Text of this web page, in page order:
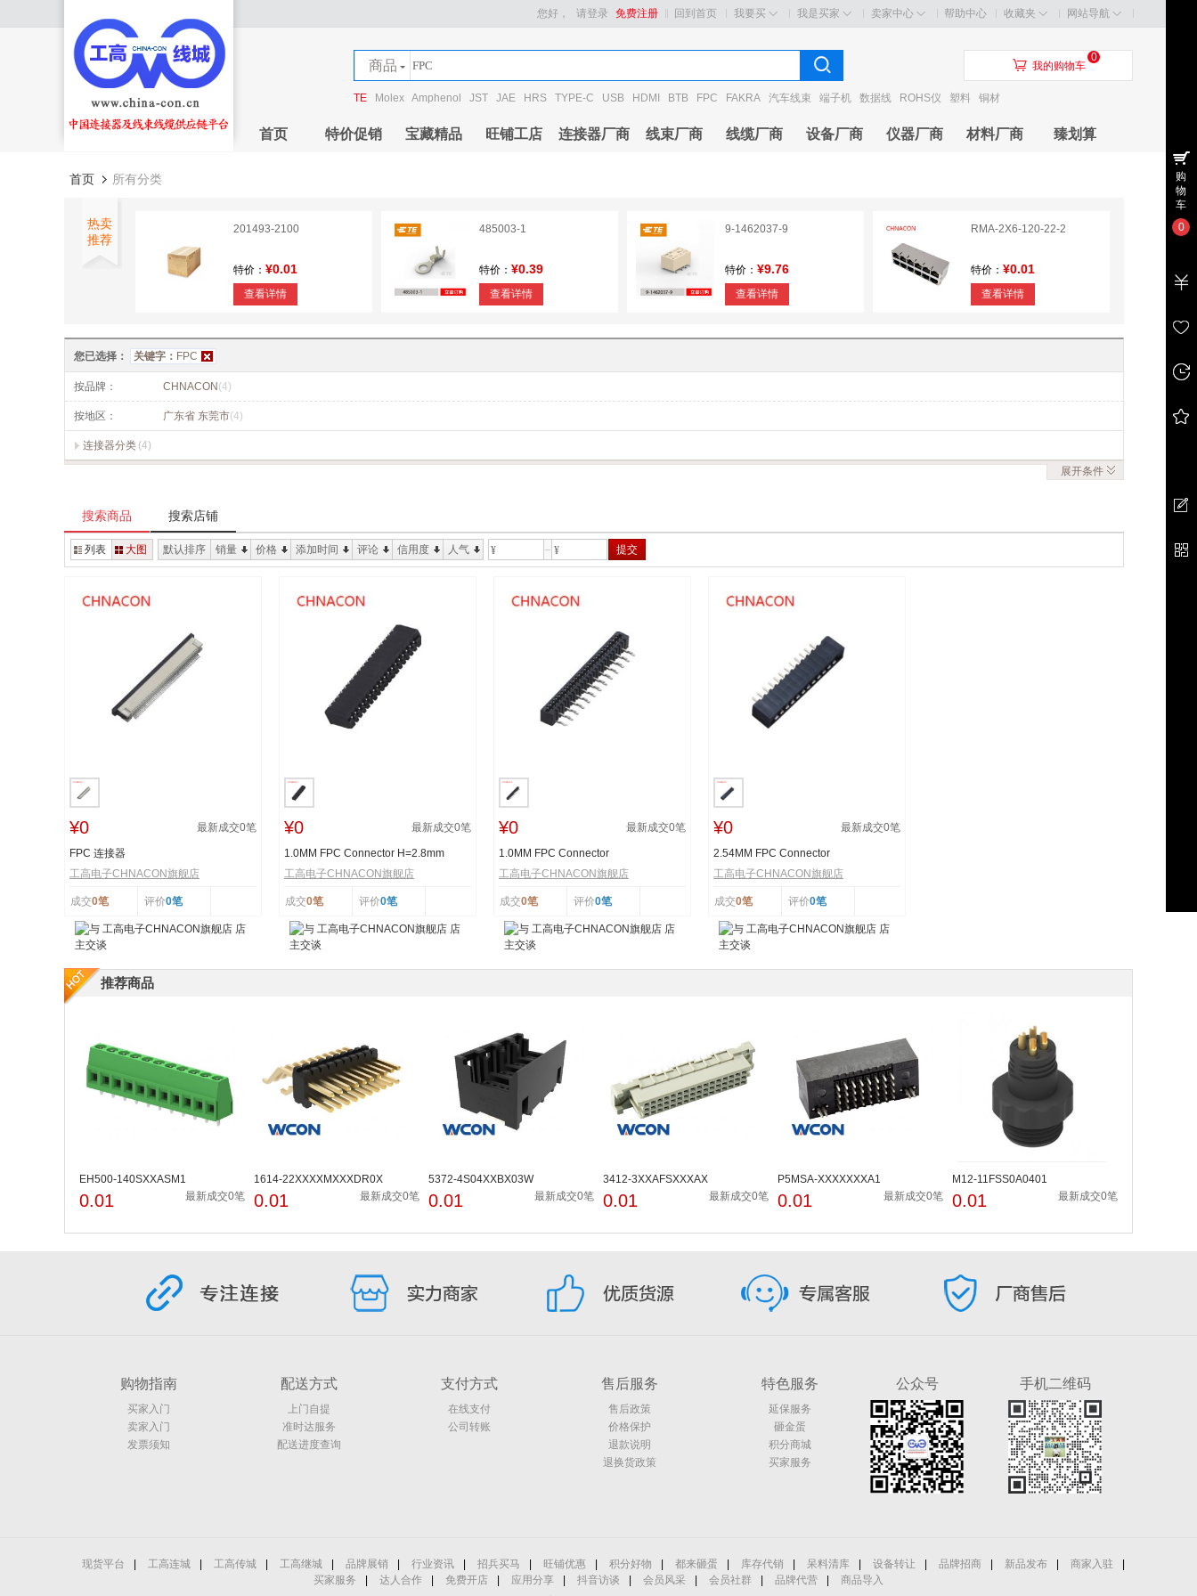
回到首页 我要买 我是买家 卖家中心 帮助中心 收藏夹 网站导航
您好， 请登录 免费注册
商品
店铺
TE Molex Amphenol JST JAE HRS TYPE-C USB HDMI BTB FPC FAKRA 汽车线束 端子机 数据线 ROHS仪 塑料 铜材
󰃦 我的购物车
0
首页 特价促销 宝藏精品 旺铺工店 连接器厂商 线束厂商 线缆厂商 设备厂商 仪器厂商 材料厂商 臻划算
首页 所有分类
热卖
推荐
201493-2100
特价： ¥0.01
查看详情
485003-1
特价： ¥0.39
查看详情
9-1462037-9
特价： ¥9.76
查看详情
RMA-2X6-120-22-2
特价： ¥0.01
查看详情
特价：¥0
您已选择： 关键字： FPC
按品牌： CHNACON (4)
按地区： 广东省 东莞市(4)
连接器分类 (4)
展开条件
搜索商品 搜索店铺
列表 大图 默认排序 销量 价格 添加时间 评论 信用度 人气 ¥ ¥ 提交
¥0 最新成交0笔
FPC 连接器
工高电子CHNACON旗舰店
成交0笔 评价0笔
¥0 最新成交0笔
1.0MM FPC Connector H=2.8mm
工高电子CHNACON旗舰店
成交0笔 评价0笔
¥0 最新成交0笔
1.0MM FPC Connector
工高电子CHNACON旗舰店
成交0笔 评价0笔
¥0 最新成交0笔
2.54MM FPC Connector
工高电子CHNACON旗舰店
成交0笔 评价0笔
推荐商品
EH500-140SXXASM1
0.01 最新成交0笔
1614-22XXXXMXXXDR0X
0.01 最新成交0笔
5372-4S04XXBX03W
0.01 最新成交0笔
3412-3XXAFSXXXAX
0.01 最新成交0笔
P5MSA-XXXXXXXA1
0.01 最新成交0笔
M12-11FSS0A0401
0.01 最新成交0笔
购物指南
买家入门
卖家入门
发票须知
配送方式
上门自提
准时达服务
配送进度查询
支付方式
在线支付
公司转账
售后服务
售后政策
价格保护
退款说明
退换货政策
特色服务
延保服务
砸金蛋
积分商城
买家服务
公众号 手机二维码
现货平台 工高连城 工高传城 工高继城 品牌展销 行业资讯 招兵买马 旺铺优惠 积分好物 都来砸蛋 库存代销 呆料清库 设备转让 品牌招商 新品发布 商家入驻
买家服务
达人合作 免费开店 应用分享 抖音访谈 会员风采 会员社群 品牌代营
商品导入
购
物
车
0